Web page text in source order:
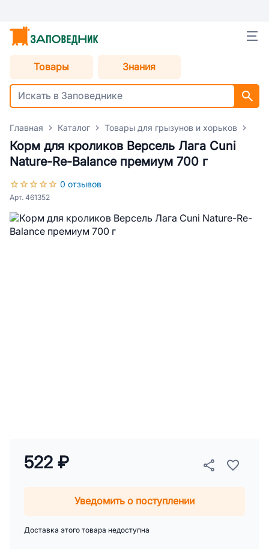
Товары Знания
Главная Каталог Товары для грызунов и хорьков
Корм для кроликов Версель Лага Cuni
Nature-Re-Balance премиум 700 г
0 отзывов
Арт. 461352
522 ₽
Уведомить о поступлении
Доставка этого товара недоступна